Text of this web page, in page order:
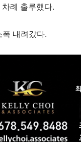
례 출루했다.
내려갔다.